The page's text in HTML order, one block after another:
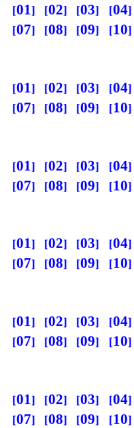
01 02 03 04
07
08 09 10
01 02 03 04
07
08 09 10
01 02 03 04
07
08 09 10
01 02 03 04
07
08 09 10
01 02 03 04
07
08 09 10
01 02 03 04
07
08 09 10